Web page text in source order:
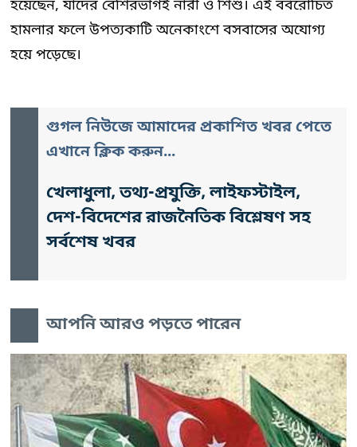
হয়েছেন, যাদের বেশিরভাগই নারী ও শিশু। এই বর্বরোচিত
হামলার ফলে উপত্যকাটি অনেকাংশে বসবাসের অযোগ্য
হয়ে পড়েছে।
গুগল নিউজে আমাদের প্রকাশিত খবর পেতে
এখানে ক্লিক করুন...
খেলাধুলা, তথ্য-প্রযুক্তি, লাইফস্টাইল,
দেশ-বিদেশের রাজনৈতিক বিশ্লেষণ সহ
সর্বশেষ খবর
আপনি আরও পড়তে পারেন